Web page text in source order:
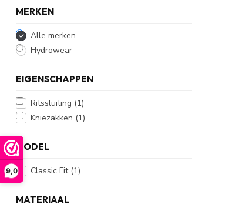
9,0
MERKEN
Alle merken
Hydrowear
EIGENSCHAPPEN
Ritssluiting (1)
Kniezakken (1)
MODEL
Classic Fit (1)
MATERIAAL